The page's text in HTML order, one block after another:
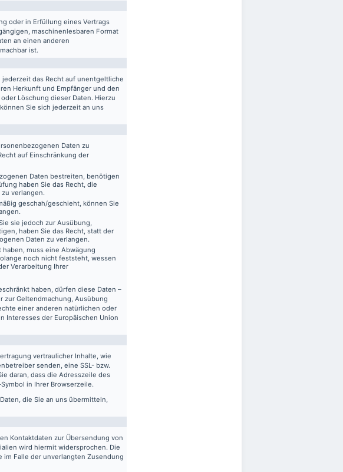
oder in Erfüllung eines Vertrags
maschinenlesbaren Format
an einen anderen
ist.
das Recht auf unentgeltliche
Herkunft und Empfänger und den
Löschung dieser Daten. Hierzu
Sie sich jederzeit an uns
Daten zu
auf Einschränkung der
Daten bestreiten, benötigen
haben Sie das Recht, die
verlangen.
geschah/geschieht, können Sie
sie jedoch zur Ausübung,
haben Sie das Recht, statt der
Daten zu verlangen.
haben, muss eine Abwägung
noch nicht feststeht, wessen
Verarbeitung Ihrer
haben, dürfen diese Daten –
zur Geltendmachung, Ausübung
einer anderen natürlichen oder
Interesses der Europäischen Union
vertraulicher Inhalte, wie
senden, eine SSL- bzw.
daran, dass die Adresszeile des
in Ihrer Browserzeile.
die Sie an uns übermitteln,
Kontaktdaten zur Übersendung von
wird hiermit widersprochen. Die
Falle der unverlangten Zusendung